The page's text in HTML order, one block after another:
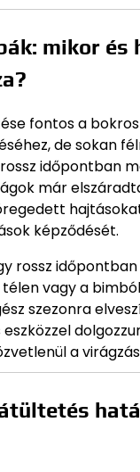
mikor és
fontos a
de sokan
időpontban
már
képződését.
rossz időpontban
vagy a
szezonra
a